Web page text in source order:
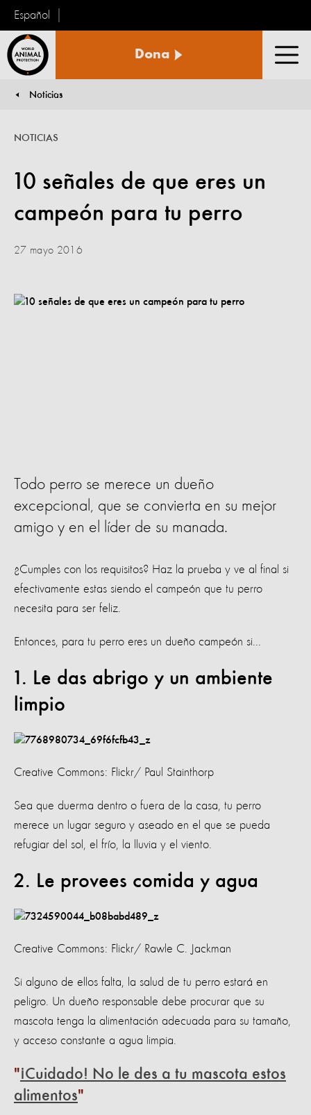
Español
Animal
Dona
Noticias
10 señales de que eres un
campeón para tu perro
NOTICIAS
27 mayo 2016
Todo perro se merece un dueño
excepcional, que se convierta en su mejor
amigo y en el líder de su manada.
¿Cumples con los requisitos? Haz la prueba y ve al final si
efectivamente estas siendo el campeón que tu perro
necesita para ser feliz.
Entonces, para tu perro eres un dueño campeón si...
1. Le das abrigo y un ambiente
limpio
Creative Commons: Flickr/ Paul Stainthorp
Sea que duerma dentro o fuera de la casa, tu perro
merece un lugar seguro y aseado en el que se pueda
refugiar del sol, el frío, la lluvia y el viento.
2. Le provees comida y agua
Creative Commons: Flickr/ Rawle C. Jackman
Si alguno de ellos falta, la salud de tu perro estará en
peligro. Un dueño responsable debe procurar que su
mascota tenga la alimentación adecuada para su tamaño,
y acceso constante a agua limpia.
¡Cuidado! No le des a tu mascota estos
alimentos